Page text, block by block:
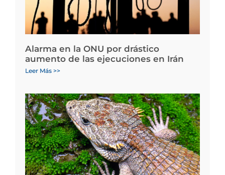
Alarma en la ONU por drástico
aumento de las ejecuciones en Irán
Leer Más >>